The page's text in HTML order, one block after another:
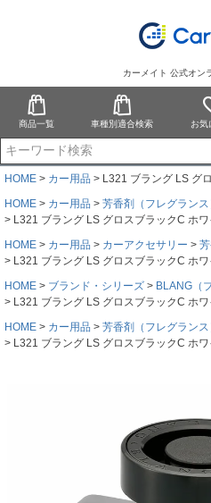
カーメイト 公式オン
商品一覧 車種別適合検索 お気
HOME カー用品
L321 ブラング LS グ
HOME
カー用品 芳香剤（フレグランス
L321 ブラング LS グロスブラックC ホ
HOME
カー用品 カーアクセサリー
L321 ブラング LS グロスブラックC ホ
HOME
ブランド・シリーズ
BLANG（
L321 ブラング LS グロスブラックC ホ
HOME
カー用品 芳香剤（フレグランス
L321 ブラング LS グロスブラックC ホ